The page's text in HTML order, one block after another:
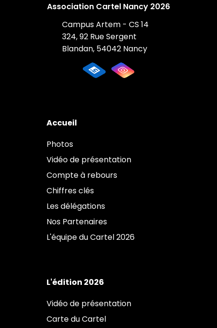
Association Cartel Nancy 2026
Campus Artem - CS 14
324, 92 Rue Sergent
Blandan, 54042 Nancy
Accueil
Photos
Vidéo de présentation
Compte à rebours
Chiffres clés
Les délégations
Nos Partenaires
L'équipe du Cartel 2026
L'édition 2026
Vidéo de présentation
Carte du Cartel